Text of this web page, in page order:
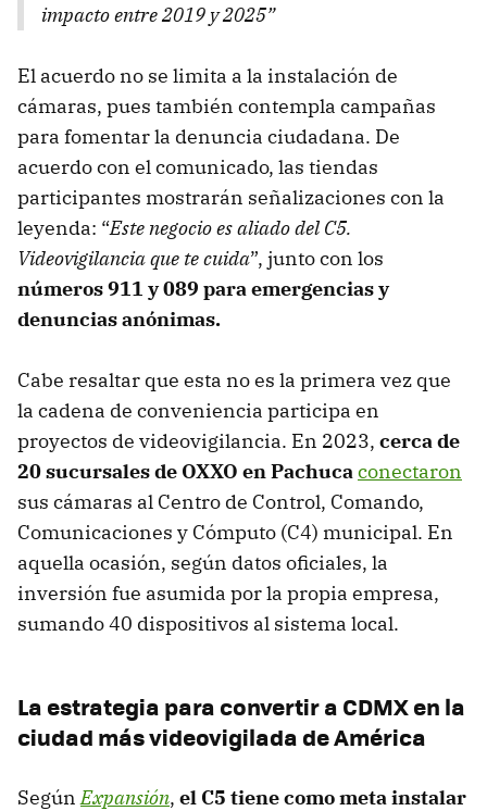
impacto entre 2019 y 2025”
El acuerdo no se limita a la instalación de
cámaras, pues también contempla campañas
para fomentar la denuncia ciudadana. De
acuerdo con el comunicado, las tiendas
participantes mostrarán señalizaciones con la
leyenda: “Este negocio es aliado del C5.
Videovigilancia que te cuida”, junto con los
números 911 y 089 para emergencias y
denuncias anónimas.
Cabe resaltar que esta no es la primera vez que
la cadena de conveniencia participa en
proyectos de videovigilancia. En 2023, cerca de
20 sucursales de OXXO en Pachucaconectaron
sus cámaras al Centro de Control, Comando,
Comunicaciones y Cómputo (C4) municipal. En
aquella ocasión, según datos oficiales, la
inversión fue asumida por la propia empresa,
sumando 40 dispositivos al sistema local.
La estrategia para convertir a CDMX en la
ciudad más videovigilada de América
SegúnExpansión, el C5 tiene como meta instalar